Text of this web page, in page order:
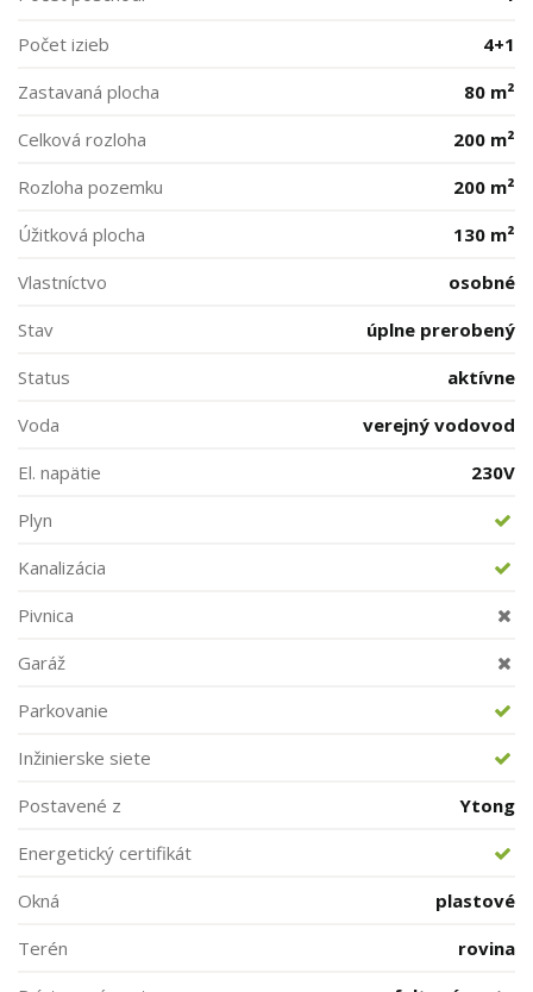
Počet izieb
4+1
Zastavaná plocha
80 m²
Celková rozloha
200 m²
Rozloha pozemku
200 m²
Úžitková plocha
130 m²
Vlastníctvo
osobné
Stav
úplne prerobený
Status
aktívne
Voda
verejný vodovod
El. napätie
230V
Plyn
Kanalizácia
Pivnica
Garáž
Parkovanie
Inžinierske siete
Postavené z
Ytong
Energetický certifikát
Okná
plastové
Terén
rovina